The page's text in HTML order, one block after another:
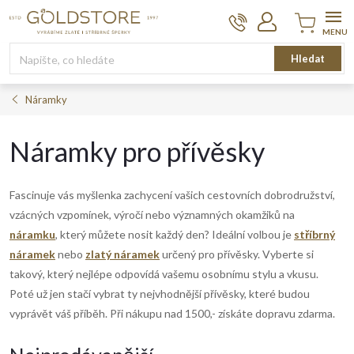
Hledat
Nákupní
košík
Náramky
Náramky pro přívěsky
Fascinuje vás myšlenka zachycení vašich cestovních dobrodružství,
vzácných vzpomínek, výročí nebo významných okamžiků na
náramku, který můžete nosit každý den? Ideální volbou je stříbrný
nárameknebo zlatý náramekurčený pro přívěsky. Vyberte si
takový, který nejlépe odpovídá vašemu osobnímu stylu a vkusu.
Poté už jen stačí vybrat ty nejvhodnější přívěsky, které budou
vyprávět váš příběh. Při nákupu nad 1500,- získáte dopravu zdarma.